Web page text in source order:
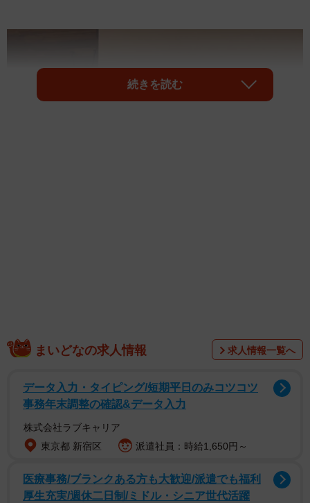
続きを読む
まいどなの求人情報 求人情報一覧へ
データ入力・タイピング/短期平日のみコツコツ
事務年末調整の確認&データ入力
株式会社ラブキャリア
東京都 新宿区
派遣社員：時給1,650円～
医療事務/ブランクある方も大歓迎/派遣でも福利
厚生充実/週休二日制/ミドル・シニア世代活躍